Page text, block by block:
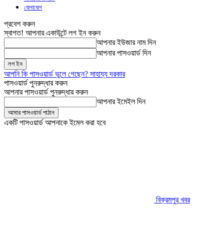
যোগাযোগ
প্রবেশ করুন
স্বাগত! আপনার একাউন্টে লগ ইন করুন
আপনার ইউজার নাম দিন
আপনার পাসওয়ার্ড দিন
আপনি কি পাসওয়ার্ড ভুলে গেছেন? সাহায্য দরকার
পাসওয়ার্ড পুনরুদ্ধার করুন
আপনার পাসওয়ার্ড পুনরুদ্ধার করুন
আপনার ইমেইল দিন
একটি পাসওয়ার্ড আপনাকে ইমেল করা হবে
বিক্রমপুর খবর